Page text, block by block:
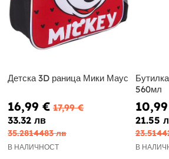
Детска 3D раница Мики Маус
16,99 € 17,99 €
33.32 лв
35.2814483 лв
В НАЛИЧНОСТ
560мл
21.55
В